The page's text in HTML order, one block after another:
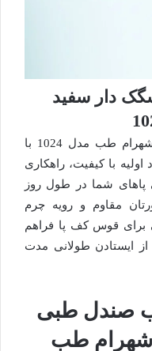
دار سفید
صندل طبی سگک دار سفید زنانه شهرام طب مدل 1024 با
با کیفیت، راهکاری
پاهای شما در طول روز
مقاوم و رویه چرم
برای قوس کف پا فراهم
ایستادن طولانی مدت
صندل طبی